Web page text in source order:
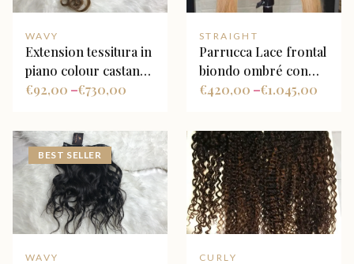
WAVY
Extension tessitura in
piano colour castano
e biondo miele
92,00
€ – 730,00
€
STRAIGHT
Parrucca Lace frontal
biondo ombré con
radice scura
420,00
€ – 1.045,00
€
BEST SELLER
WAVY CURLY